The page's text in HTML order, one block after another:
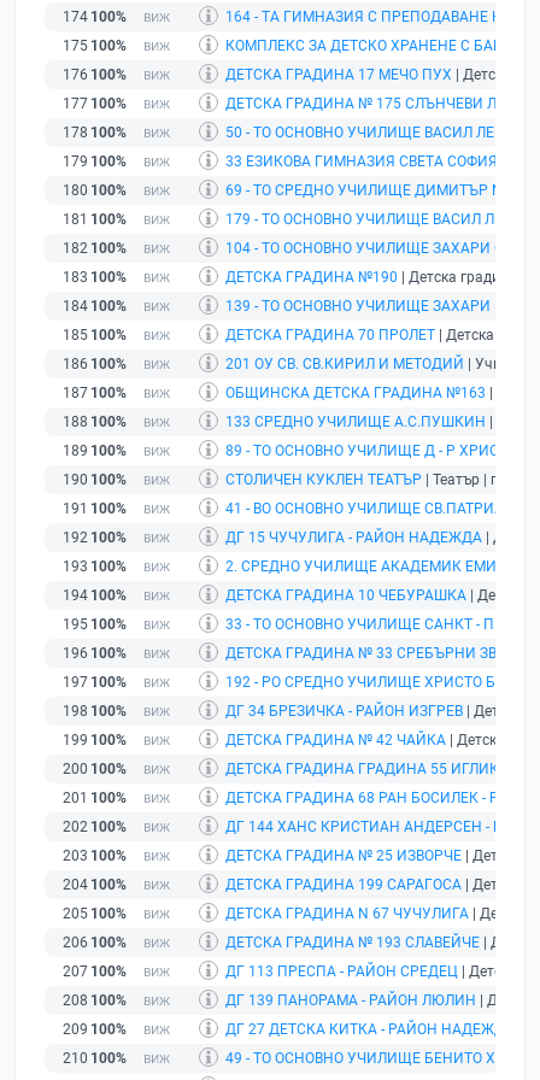
174 100%
164 - ТА ГИМНАЗИЯ С ПРЕПОДАВАНЕ НА
175 100%
КОМПЛЕКС ЗА ДЕТСКО ХРАНЕНЕ С БАНКА
176 100% ДЕТСКА ГРАДИНА 17 МЕЧО ПУХ | Детска
177 100% ДЕТСКА ГРАДИНА № 175 СЛЪНЧЕВИ ЛЪЧИ
178 100% 50 - ТО ОСНОВНО УЧИЛИЩЕ ВАСИЛ ЛЕВСКИ
179 100% 33 ЕЗИКОВА ГИМНАЗИЯ СВЕТА СОФИЯ
180 100%
69 - ТО СРЕДНО УЧИЛИЩЕ ДИМИТЪР
181 100%
179 - ТО ОСНОВНО УЧИЛИЩЕ ВАСИЛ ЛЕВСКИ
182 100%
104 - ТО ОСНОВНО УЧИЛИЩЕ ЗАХАРИ
183 100% ДЕТСКА ГРАДИНА №190 | Детска градина |
184 100%
139 - ТО ОСНОВНО УЧИЛИЩЕ ЗАХАРИ
185 100% ДЕТСКА ГРАДИНА 70 ПРОЛЕТ | Детска
186 100% 201 ОУ СВ. СВ.КИРИЛ И МЕТОДИЙ
|
187 100% ОБЩИНСКА ДЕТСКА ГРАДИНА №163
188 100% 133 СРЕДНО УЧИЛИЩЕ А.С.ПУШКИН
189 100%
89 - ТО ОСНОВНО УЧИЛИЩЕ Д - Р ХРИСТО
190 100% СТОЛИЧЕН КУКЛЕН ТЕАТЪР | Театър | гр.
191 100%
41 - ВО ОСНОВНО УЧИЛИЩЕ СВ.ПАТРИАРХ
192 100% ДГ 15 ЧУЧУЛИГА - РАЙОН НАДЕЖДА |
193 100%
2. СРЕДНО УЧИЛИЩЕ АКАДЕМИК ЕМИЛИЯН
194 100% ДЕТСКА ГРАДИНА 10 ЧЕБУРАШКА | Детска
195 100%
33 - ТО ОСНОВНО УЧИЛИЩЕ САНКТ -
196 100%
ДЕТСКА ГРАДИНА № 33 СРЕБЪРНИ
197 100% 192 - РО СРЕДНО УЧИЛИЩЕ ХРИСТО БОТЕВ
198 100% ДГ 34 БРЕЗИЧКА - РАЙОН ИЗГРЕВ | Детска
199 100% ДЕТСКА ГРАДИНА № 42 ЧАЙКА | Детска
200 100% ДЕТСКА ГРАДИНА ГРАДИНА 55 ИГЛИКА
201 100%
ДЕТСКА ГРАДИНА 68 РАН БОСИЛЕК -
202 100%
ДГ 144 ХАНС КРИСТИАН АНДЕРСЕН -
203 100% ДЕТСКА ГРАДИНА № 25 ИЗВОРЧЕ | Детска
204 100% ДЕТСКА ГРАДИНА 199 САРАГОСА | Детска
205 100% ДЕТСКА ГРАДИНА N 67 ЧУЧУЛИГА | Детска
206 100% ДЕТСКА ГРАДИНА № 193 СЛАВЕЙЧЕ |
207 100% ДГ 113 ПРЕСПА - РАЙОН СРЕДЕЦ | Детска
208 100% ДГ 139 ПАНОРАМА - РАЙОН ЛЮЛИН
|
209 100% ДГ 27 ДЕТСКА КИТКА - РАЙОН НАДЕЖДА
210 100%
49 - ТО ОСНОВНО УЧИЛИЩЕ БЕНИТО ХУАРЕС